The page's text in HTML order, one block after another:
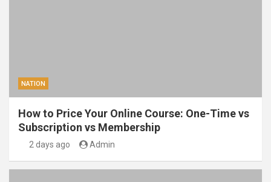
NATION
How to Price Your Online Course: One-Time vs
Subscription vs Membership
2 days ago Admin